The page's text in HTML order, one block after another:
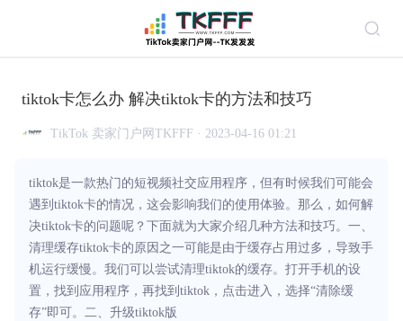
tiktok卡怎么办 解决tiktok卡的方法和技巧
TikTok 卖家门户网TKFFF · 2023-04-16 01:21
tiktok是一款热门的短视频社交应用程序，但有时候我们可能会
遇到tiktok卡的情况，这会影响我们的使用体验。那么，如何解
决tiktok卡的问题呢？下面就为大家介绍几种方法和技巧。一、
清理缓存tiktok卡的原因之一可能是由于缓存占用过多，导致手
机运行缓慢。我们可以尝试清理tiktok的缓存。打开手机的设
置，找到应用程序，再找到tiktok，点击进入，选择“清除缓
存”即可。二、升级tiktok版